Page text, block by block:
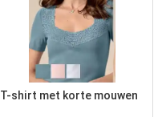
T-shirt met korte mouwen